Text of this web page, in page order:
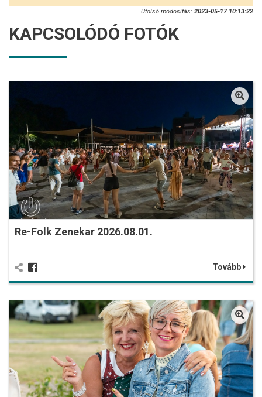
Utolsó módosítás: 2023-05-17 10:13:22
KAPCSOLÓDÓ FOTÓK
Re-Folk Zenekar 2026.08.01.
Tovább